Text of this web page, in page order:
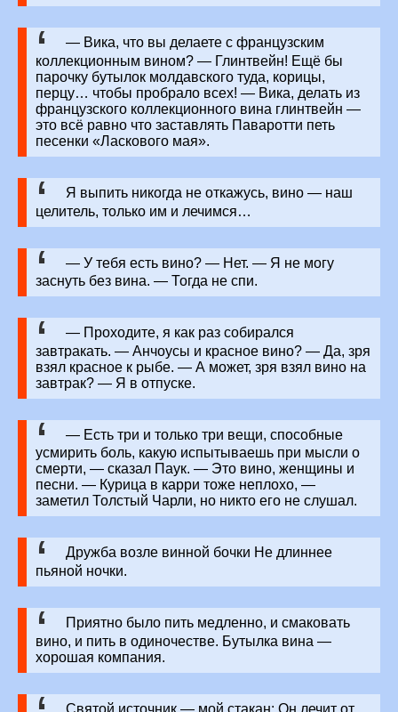
— Вика, что вы делаете с французским
коллекционным вином? — Глинтвейн! Ещё бы
парочку бутылок молдавского туда, корицы,
перцу… чтобы пробрало всех! — Вика, делать из
французского коллекционного вина глинтвейн —
это всё равно что заставлять Паваротти петь
песенки «Ласкового мая».
Я выпить никогда не откажусь, вино — наш
целитель, только им и лечимся…
— У тебя есть вино? — Нет. — Я не могу
заснуть без вина. — Тогда не спи.
— Проходите, я как раз собирался
завтракать. — Анчоусы и красное вино? — Да, зря
взял красное к рыбе. — А может, зря взял вино на
завтрак? — Я в отпуске.
— Есть три и только три вещи, способные
усмирить боль, какую испытываешь при мысли о
смерти, — сказал Паук. — Это вино, женщины и
песни. — Курица в карри тоже неплохо, —
заметил Толстый Чарли, но никто его не слушал.
Дружба возле винной бочки Не длиннее
пьяной ночки.
Приятно было пить медленно, и смаковать
вино, и пить в одиночестве. Бутылка вина —
хорошая компания.
Святой источник — мой стакан: Он лечит от